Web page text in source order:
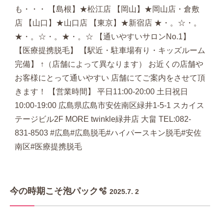
も・・・ 【島根】★松江店 【岡山】★岡山店・倉敷
店 【山口】★山口店 【東京】★新宿店 ★・。☆・。
★・。☆・。★・。☆ 【通いやすいサロンNo.1】
【医療提携脱毛】 【駅近・駐車場有り・キッズルーム
完備】 ↑（店舗によって異なります） お近くの店舗や
お客様にとって通いやすい 店舗にてご案内をさせて頂
きます！ 【営業時間】 平日11:00-20:00 土日祝日
10:00-19:00 広島県広島市安佐南区緑井1-5-1 スカイス
テージビル2F MORE twinkle緑井店 大畠 TEL:082-
831-8503 #広島#広島脱毛#ハイパースキン脱毛#安佐
南区#医療提携脱毛
今の時期こそ泡パック🫧 2025.7. 2